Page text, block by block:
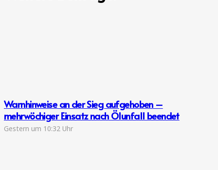
Warnhinweise an der Sieg aufgehoben –
mehrwöchiger Einsatz nach Ölunfall beendet
Gestern um 10:32 Uhr